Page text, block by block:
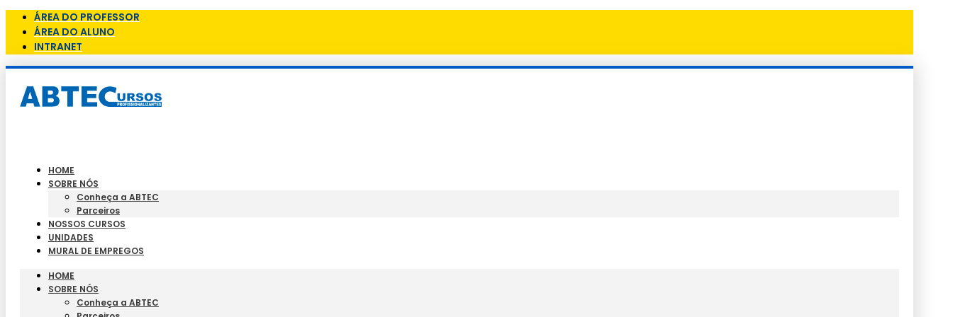
ÁREA DO PROFESSOR
ÁREA DO ALUNO
INTRANET
HOME
SOBRE NÓS
Conheça a ABTEC
Parceiros
NOSSOS CURSOS
UNIDADES
MURAL DE EMPREGOS
HOME
SOBRE NÓS
Conheça a ABTEC